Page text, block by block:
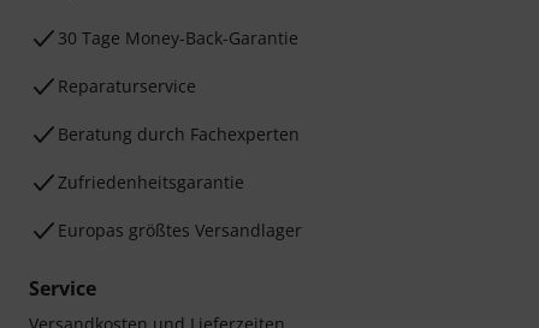
30 Tage Money-Back-Garantie
Reparaturservice
Beratung durch Fachexperten
Zufriedenheitsgarantie
Europas größtes Versandlager
Service